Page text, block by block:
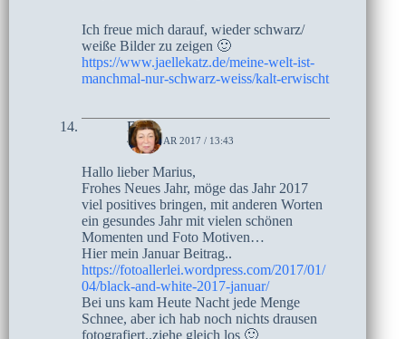
Ich freue mich darauf, wieder schwarz/
weiße Bilder zu zeigen 🙂
https://www.jaellekatz.de/meine-welt-ist-
manchmal-nur-schwarz-weiss/kalt-erwischt
Elke
4. JANUAR 2017 / 13:43
Hallo lieber Marius,
Frohes Neues Jahr, möge das Jahr 2017
viel positives bringen, mit anderen Worten
ein gesundes Jahr mit vielen schönen
Momenten und Foto Motiven…
Hier mein Januar Beitrag..
https://fotoallerlei.wordpress.com/2017/01/
04/black-and-white-2017-januar/
Bei uns kam Heute Nacht jede Menge
Schnee, aber ich hab noch nichts drausen
fotografiert..ziehe gleich los 🙂